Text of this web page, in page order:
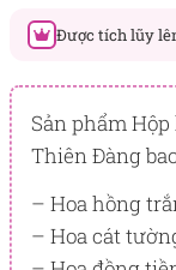
Được tích lũy
Đây là số
sản phẩm hôm
BẠCH KIM
đổi quà tặng ưu
Đăng nhập
Sản phẩm
Thiên Đàng
– Hoa hồng
– Hoa cát